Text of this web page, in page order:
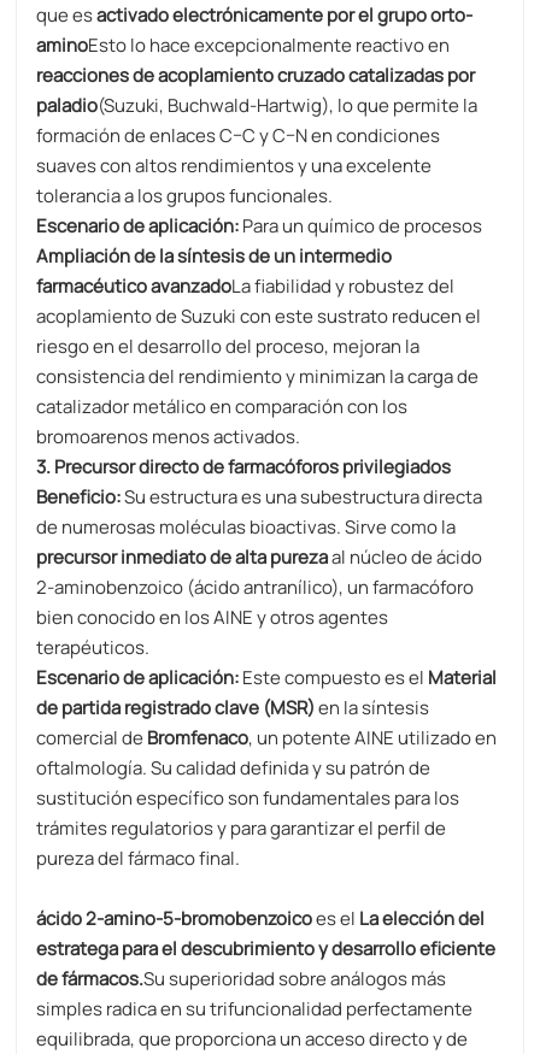
que esactivado electrónicamente por el grupo orto-
aminoEsto lo hace excepcionalmente reactivo en
reacciones de acoplamiento cruzado catalizadas por
paladio(Suzuki, Buchwald-Hartwig), lo que permite la
formación de enlaces C–C y C–N en condiciones
suaves con altos rendimientos y una excelente
tolerancia a los grupos funcionales.
Escenario de aplicación:Para un químico de procesos
Ampliación de la síntesis de un intermedio
farmacéutico avanzadoLa fiabilidad y robustez del
acoplamiento de Suzuki con este sustrato reducen el
riesgo en el desarrollo del proceso, mejoran la
consistencia del rendimiento y minimizan la carga de
catalizador metálico en comparación con los
bromoarenos menos activados.
3. Precursor directo de farmacóforos privilegiados
Beneficio:Su estructura es una subestructura directa
de numerosas moléculas bioactivas. Sirve como la
precursor inmediato de alta purezaal núcleo de ácido
2-aminobenzoico (ácido antranílico), un farmacóforo
bien conocido en los AINE y otros agentes
terapéuticos.
Escenario de aplicación:Este compuesto es el Material
de partida registrado clave (MSR)en la síntesis
comercial de Bromfenaco, un potente AINE utilizado en
oftalmología. Su calidad definida y su patrón de
sustitución específico son fundamentales para los
trámites regulatorios y para garantizar el perfil de
pureza del fármaco final.
ácido 2-amino-5-bromobenzoicoes el La elección del
estratega para el descubrimiento y desarrollo eficiente
de fármacos.Su superioridad sobre análogos más
simples radica en su trifuncionalidad perfectamente
equilibrada, que proporciona un acceso directo y de